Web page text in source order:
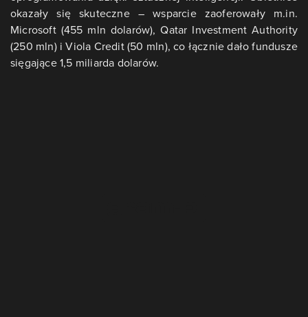
okazały się skuteczne – wsparcie zaoferowały m.in.
Microsoft (455 mln dolarów), Qatar Investment Authority
(250 mln) i Viola Credit (50 mln), co łącznie dało fundusze
sięgające 1,5 miliarda dolarów.